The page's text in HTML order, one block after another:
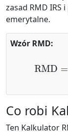
zasad RMD IRS
emerytalne.
Wzór RMD:
Co robi
Ten Kalkulator